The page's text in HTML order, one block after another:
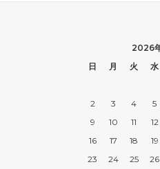
2026
日
月 火 水
2
3 4 5
9
10 11 12
16
17 18 19
23
24 25 26